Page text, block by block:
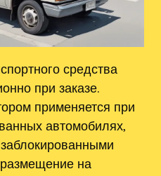
средства
при заказе.
применяется при
автомобилях,
на